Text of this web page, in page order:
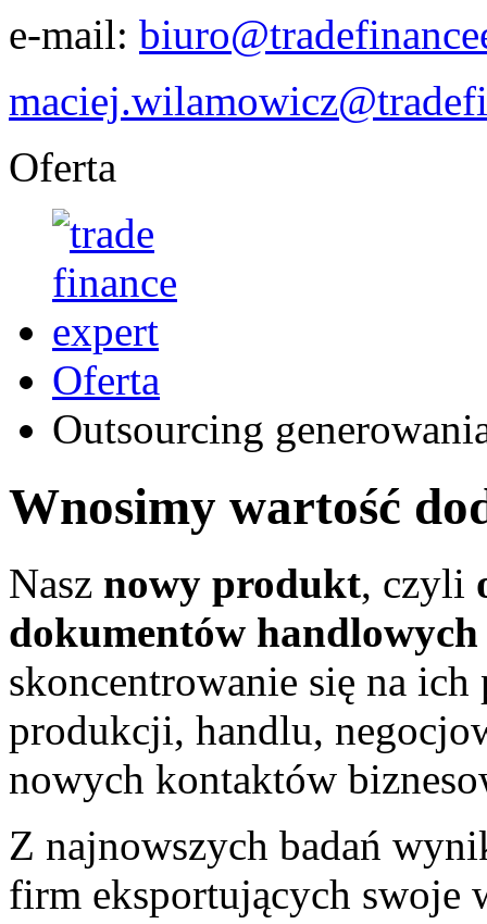
e-mail:
Oferta
Oferta
Outsourcing
Wnosimy wartość
Nasz nowy produkt, czyli
dokumentów handlowych
skoncentrowanie się na
produkcji, handlu,
nowych kontaktów
Z najnowszych badań
firm eksportujących swoje